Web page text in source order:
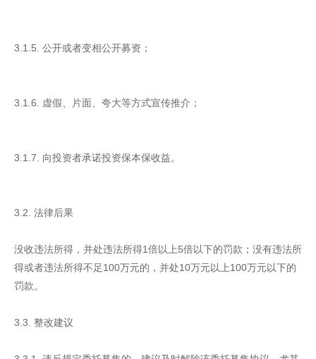
3.1.5. 公开或者变相公开募资；
3.1.6. 虚假、片面、夸大等方式宣传推介；
3.1.7. 向投资者承诺投资保本保收益。
3.2. 法律后果
没收违法所得，并处违法所得1倍以上5倍以下的罚款；没有违法所
得或者违法所得不足100万元的，并处10万元以上100万元以下的
罚款。
3.3. 整改建议